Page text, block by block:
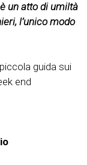
un atto di umiltà
l’unico modo
guida sui
end